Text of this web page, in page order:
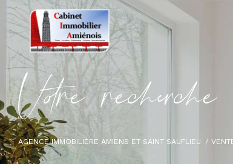
Vore recece
AGENCE IMMOBILIÈRE AMIENS ET SAINT SAUFLIEU